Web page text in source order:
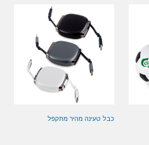
כבל טעינה מהיר מתקפל